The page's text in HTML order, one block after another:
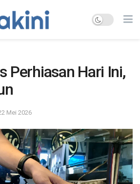
Perhiasan Hari Ini,
Mei 2026